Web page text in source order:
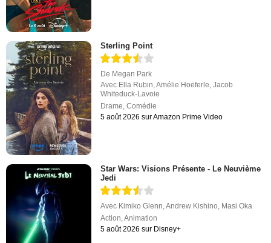
Sterling Point
De Megan Park
Avec Ella Rubin,Amélie Hoeferle,Jacob
Whiteduck-Lavoie
Drame,Comédie
5 août 2026 sur Amazon Prime Video
Star Wars: Visions Présente - Le Neuvième
Jedi
Avec Kimiko Glenn,Andrew Kishino, Masi Oka
Action,Animation
5 août 2026 sur Disney+